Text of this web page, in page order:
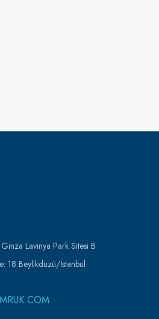
Lavinya Park Sitesi B
18 Beylikdüzü/İstanbul